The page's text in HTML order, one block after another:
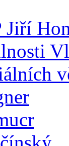
Jiří